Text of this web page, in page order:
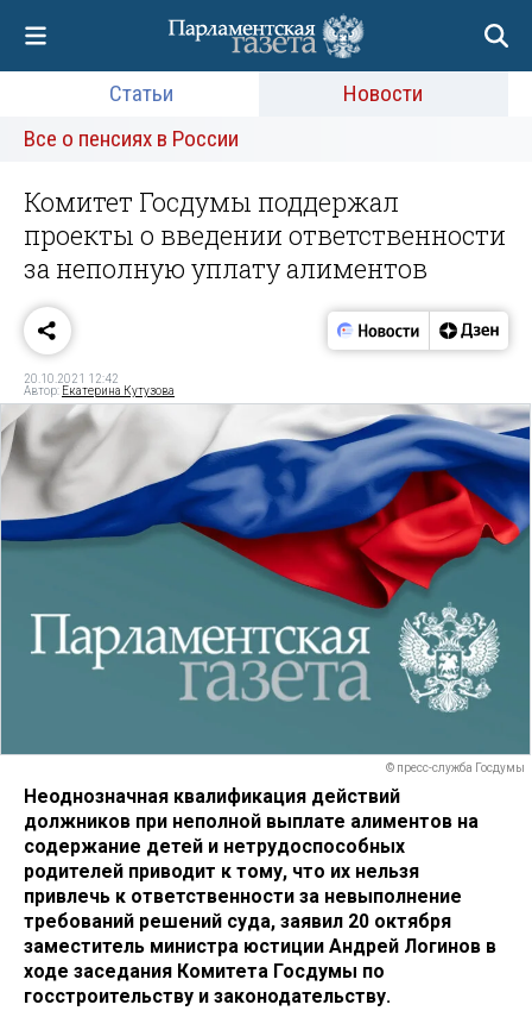
Статьи
Новости
Все о пенсиях в России
Комитет Госдумы поддержал
проекты о введении ответственности
за неполную уплату алиментов
20.10.2021 12:42
Автор: Екатерина Кутузова
© пресс-служба Госдумы
Неоднозначная квалификация действий
должников при неполной выплате алиментов на
содержание детей и нетрудоспособных
родителей приводит к тому, что их нельзя
привлечь к ответственности за невыполнение
требований решений суда, заявил 20 октября
заместитель министра юстиции Андрей Логинов в
ходе заседания Комитета Госдумы по
госстроительству и законодательству.